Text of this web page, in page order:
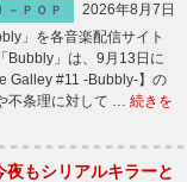
Ｊ－ＰＯＰ
2026年8月7日
」を各音楽配信サイト
」は、9月13日に
Galley #11 -Bubbly-】の
不条理に対して … 続きを
もシリアルキラーと